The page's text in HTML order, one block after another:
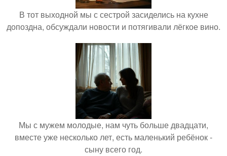
В тот выходной мы с сестрой засиделись на кухне
допоздна, обсуждали новости и потягивали лёгкое вино.
Мы с мужем молодые, нам чуть больше двадцати,
вместе уже несколько лет, есть маленький ребёнок -
сыну всего год.